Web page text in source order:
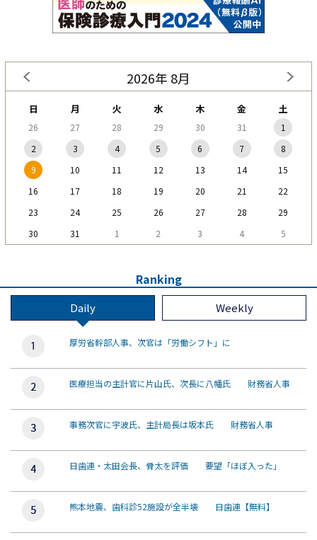
2026年 8月
日 月 火 水 木 金 土
26 27 28 29 30 31
1
2
3 4 5 6 7
8
9
10 11 12 13 14
15
16
17 18 19 20 21
22
23
24 25 26 27 28
29
30
31 1 2 3 4 5
Ranking
Daily Weekly
厚労省幹部人事、次官は「労働シフト」に
医療担当の主計官に片山氏、次長に八幡氏 財務省人事
事務次官に宇波氏、主計局長は坂本氏 財務省人事
日歯連・太田会長、骨太を評価 要望「ほぼ入った」
熊本地震、歯科診52施設が全半壊 日歯連【無料】